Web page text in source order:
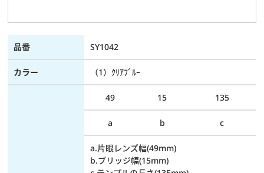
品番 SY1042
カラー （1）ｸﾘｱﾌﾞﾙｰ
49 15 135
a b c
a.片眼レンズ幅(49mm)
b.ブリッジ幅(15mm)